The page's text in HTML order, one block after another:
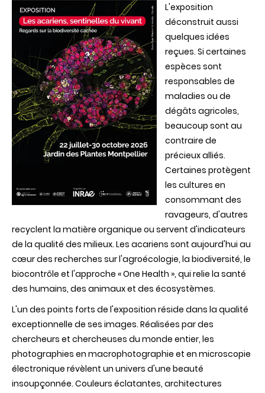
L'exposition
déconstruit aussi
quelques idées
reçues. Si certaines
espèces sont
responsables de
maladies ou de
dégâts agricoles,
beaucoup sont au
contraire de
précieux alliés.
Certaines protègent
les cultures en
consommant des
ravageurs, d'autres
recyclent la matière organique ou servent d'indicateurs
de la qualité des milieux. Les acariens sont aujourd'hui au
cœur des recherches sur l'agroécologie, la biodiversité, le
biocontrôle et l'approche « One Health », qui relie la santé
des humains, des animaux et des écosystèmes.
L'un des points forts de l'exposition réside dans la qualité
exceptionnelle de ses images. Réalisées par des
chercheurs et chercheuses du monde entier, les
photographies en macrophotographie et en microscopie
électronique révèlent un univers d'une beauté
insoupçonnée. Couleurs éclatantes, architectures